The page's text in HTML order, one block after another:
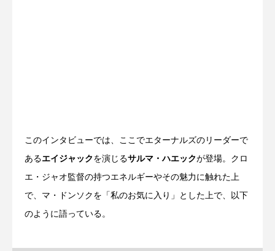
このインタビューでは、ここでエターナルズのリーダーで
あるエイジャック を演じるサルマ・ハエックが登場。クロ
エ・ジャオ監督の持つエネルギーやその魅力に触れた上
で、マ・ドンソクを「私のお気に入り」とした上で、以下
のように語っている。